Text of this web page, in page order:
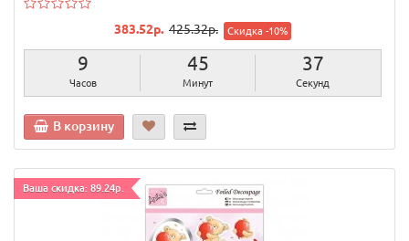
383.52р. 425.32р. Скидка -10%
9
Часов
45
Минут
36
Секунд
В корзину
Ваша скидка: 89.24р.